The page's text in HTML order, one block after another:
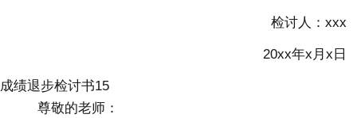
检讨人：xxx
20xx年x月x日
成绩退步检讨书15
尊敬的老师：